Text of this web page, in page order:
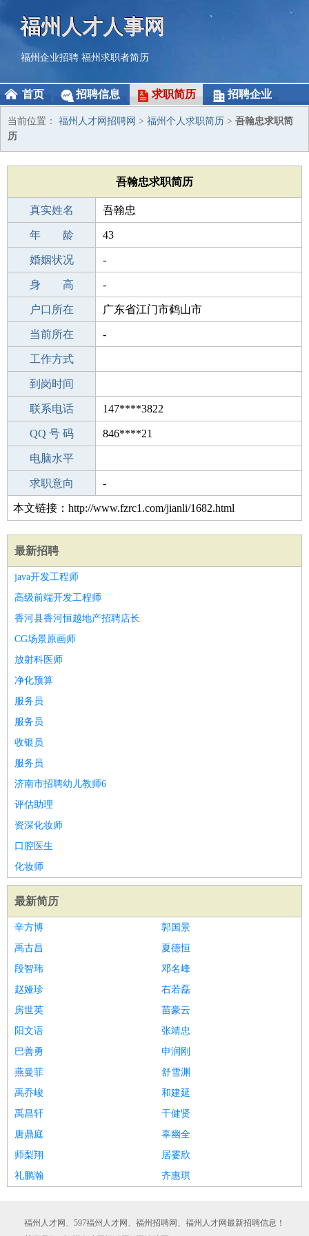
福州人才人事网
福州企业招聘 福州求职者简历
首页 招聘信息 求职简历 招聘企业
当前位置： 福州人才网招聘网 > 福州个人求职简历 > 吾翰忠求职简
历
吾翰忠求职简历
真实姓名 吾翰忠
性 别 男
年 龄 43
出生年月 1983-05-01
婚姻状况 -
学 历 成人教育
身 高 -
毕业学校 成人教育
户口所在 广东省江门市鹤山市
所学专业 -
当前所在 -
工作经验
工作方式
驾 照
到岗时间
期望月薪
联系电话 147****3822
手机号码 147****3822
QQ 号 码 846****21
微信号码
电脑水平
外语水平
求职意向 -
本文链接：http://www.fzrc1.com/jianli/1682.html
最新招聘
java开发工程师
高级前端开发工程师
香河县香河恒越地产招聘店长
CG场景原画师
放射科医师
净化预算
服务员
服务员
收银员
服务员
济南市招聘幼儿教师6
评估助理
资深化妆师
口腔医生
化妆师
最新简历
辛方博
郭国景
禹古昌
夏德恒
段智玮
邓名峰
赵娅珍
右若磊
房世英
苗豪云
阳文语
张靖忠
巴善勇
申润刚
燕曼菲
舒雪渊
禹乔峻
和建延
禹昌轩
干健贤
唐鼎庭
辜幽全
师梨翔
居霎欣
礼鹏瀚
齐惠琪
福州人才网、597福州人才网、福州招聘网、福州人才网最新招聘信息！